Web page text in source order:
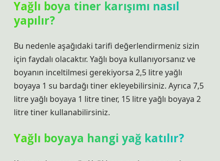
Yağlı boya tiner karışımı nasıl
yapılır?
Bu nedenle aşağıdaki tarifi değerlendirmeniz sizin
için faydalı olacaktır. Yağlı boya kullanıyorsanız ve
boyanın inceltilmesi gerekiyorsa 2,5 litre yağlı
boyaya 1 su bardağı tiner ekleyebilirsiniz. Ayrıca 7,5
litre yağlı boyaya 1 litre tiner, 15 litre yağlı boyaya 2
litre tiner kullanabilirsiniz.
Yağlı boyaya hangi yağ katılır?